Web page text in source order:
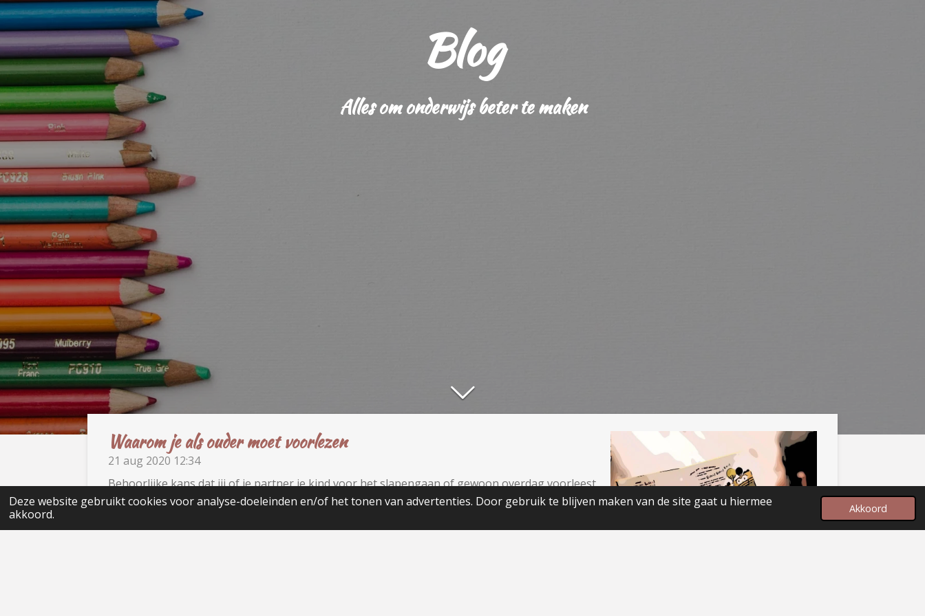
Deze website gebruikt cookies voor analyse-doeleinden en/of het tonen van advertenties. Door gebruik te blijven maken van de site gaat u hiermee
akkoord.
Akkoord
Blog
Alles om onderwijs beter te maken
Waarom je als ouder moet voorlezen
21 aug 2020 12:34
Behoorlijke kans dat jij of je partner je kind voor het slapengaan of gewoon overdag voorleest.
Dat is niet alleen leuk en gezellig, maar ook belangrijk voor de ontwikkeling. Doe jij nog niet
voorlezen zetten we even op een rijtje.